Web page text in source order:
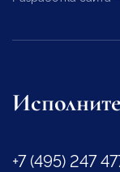
+7 (495) 247